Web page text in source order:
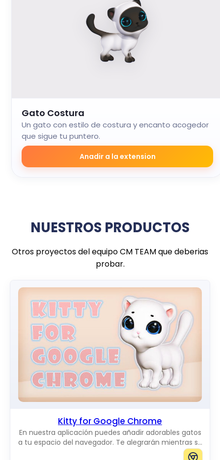
Gato Costura
Un gato con estilo de costura y encanto acogedor
que sigue tu puntero.
Anadir a la extension
NUESTROS PRODUCTOS
Otros proyectos del equipo CM TEAM que deberias
probar.
Kitty for Google Chrome
En nuestra aplicación puedes añadir adorables gatos
a tu espacio del navegador. Te alegrarán mientras se
mueven por la pantalla. Puedes añadir gatos del